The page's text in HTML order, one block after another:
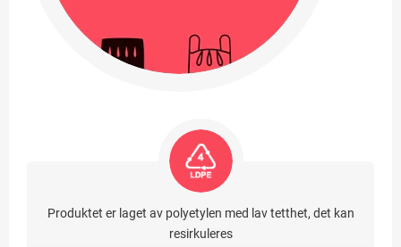
Produktet er laget av polyetylen med lav tetthet, det kan
resirkuleres